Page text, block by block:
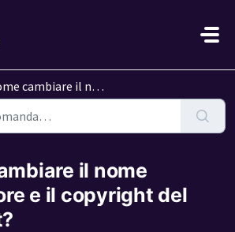
il nome dell'autore e il copyright del ...
il nome
e il copyright del